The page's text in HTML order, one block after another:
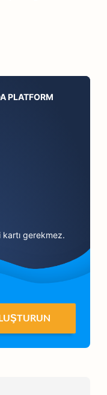
PLATFORM
kartı gerekmez.